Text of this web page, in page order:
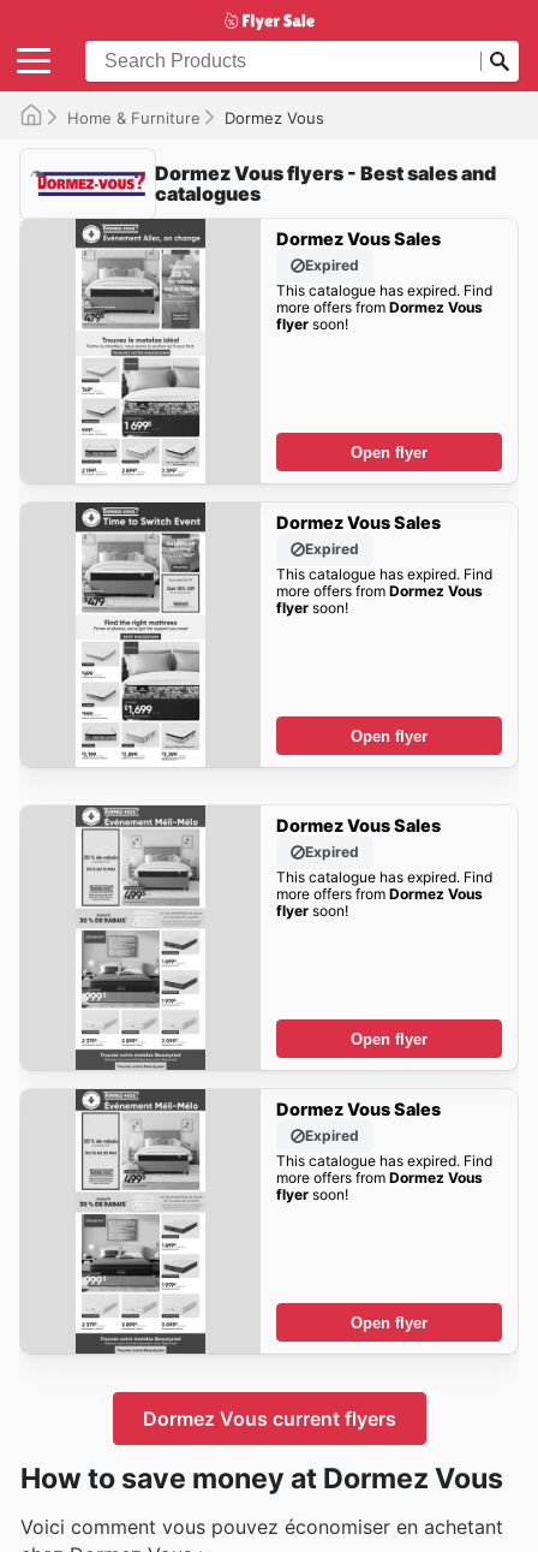
Home & Furniture Dormez Vous
Dormez Vous flyers - Best sales and
catalogues
Dormez Vous Sales
Expired
This catalogue has expired. Find
more offers from Dormez Vous
flyersoon!
Open flyer
Dormez Vous Sales
Expired
This catalogue has expired. Find
more offers from Dormez Vous
flyersoon!
Open flyer
Dormez Vous Sales
Expired
This catalogue has expired. Find
more offers from Dormez Vous
flyersoon!
Open flyer
Dormez Vous Sales
Expired
This catalogue has expired. Find
more offers from Dormez Vous
flyersoon!
Open flyer
Dormez Vous current flyers
How to save money at Dormez Vous
Voici comment vous pouvez économiser en achetant